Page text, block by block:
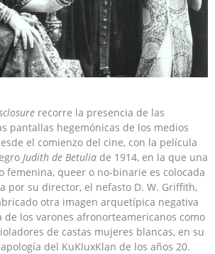
recorre la presencia de las
pantallas hegemónicas de los medios
el comienzo del cine, con la película
Judith de Betulia de 1914, en la que una
femenina, queer o no-binarie es colocada
por su director, el nefasto D. W. Griffith,
otra imagen arquetípica negativa
de los varones afronorteamericanos como
de castas mujeres blancas, en su
apología del KuKluxKlan de los años 20.